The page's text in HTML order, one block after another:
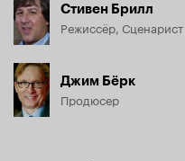
Стивен Брилл
Режиссёр, Сценарист
Джим Бёрк
Продюсер